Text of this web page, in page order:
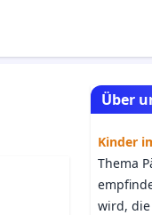
Über
Kinder
Thema
wird,